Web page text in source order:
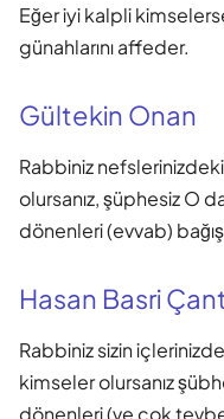
Eğer iyi kalpli
günahlarını affeder.
Gültekin Onan
Rabbiniz
olursanız, şüphesiz O
dönenleri (evvab)
Hasan Basri
Rabbiniz sizin
kimseler olursanız
dönenleri (ve çok tevbe